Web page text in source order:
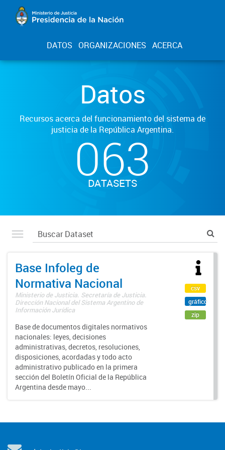
DATOS ORGANIZACIONES ACERCA
Datos
Recursos acerca del funcionamiento del sistema de
justicia de la República Argentina.
063
DATASETS
Base Infoleg de
Normativa Nacional
Ministerio de Justicia. Secretaría de Justicia.
Dirección Nacional del Sistema Argentino de
Información Jurídica
Base de documentos digitales normativos
nacionales: leyes, decisiones
administrativas, decretos, resoluciones,
disposiciones, acordadas y todo acto
administrativo publicado en la primera
sección del Boletín Oficial de la República
Argentina desde mayo...
csv
gráfico
zip